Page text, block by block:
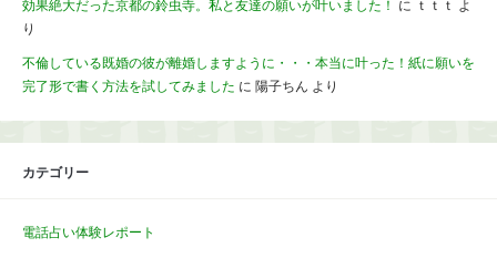
効果絶大だった京都の鈴虫寺。私と友達の願いが叶いました！ に ｔｔｔ よ
り
不倫している既婚の彼が離婚しますように・・・本当に叶った！紙に願いを
完了形で書く方法を試してみました に 陽子ちん より
カテゴリー
電話占い体験レポート